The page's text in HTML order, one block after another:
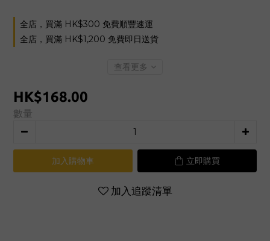
全店，買滿 HK$300 免費順豐速運
全店，買滿 HK$1,200 免費即日送貨
查看更多
HK$168.00
數量
加入購物車 立即購買
加入追蹤清單